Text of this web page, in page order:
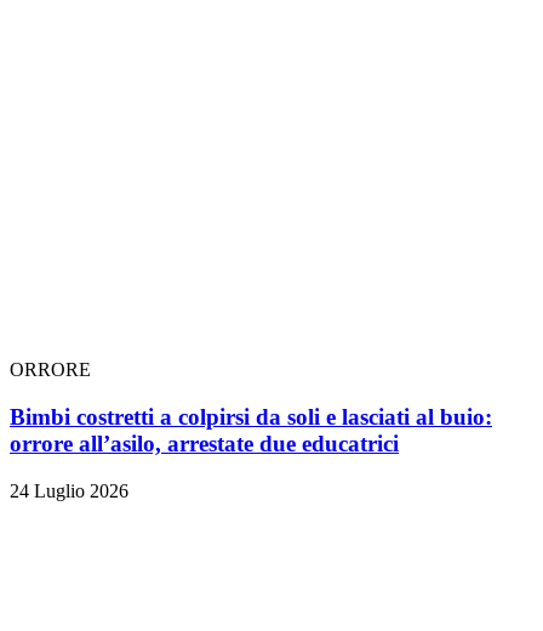
ORRORE
Bimbi costretti a colpirsi da soli e lasciati al buio:
orrore all’asilo, arrestate due educatrici
24 Luglio 2026